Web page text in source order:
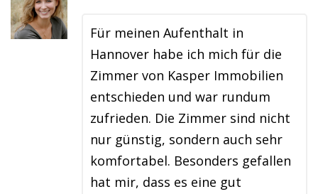
Für meinen Aufenthalt in
Hannover habe ich mich für die
Zimmer von Kasper Immobilien
entschieden und war rundum
zufrieden. Die Zimmer sind nicht
nur günstig, sondern auch sehr
komfortabel. Besonders gefallen
hat mir, dass es eine gut